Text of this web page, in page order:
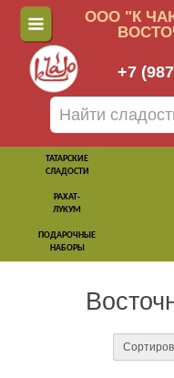
ООО "К
+7
ТАТАРСКИЕ
СЛАДОСТИ
РАХАТ-
ЛУКУМ
ПОДАРОЧНЫЕ
НАБОРЫ